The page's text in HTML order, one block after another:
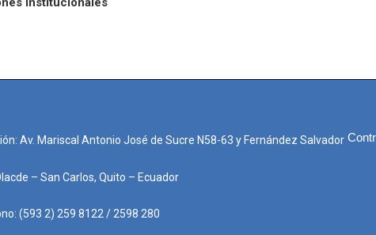
Av. Mariscal Antonio José de Sucre N58-63 y Fernández Salvador
– San Carlos, Quito – Ecuador
(593 2) 259 8122 / 2598 280